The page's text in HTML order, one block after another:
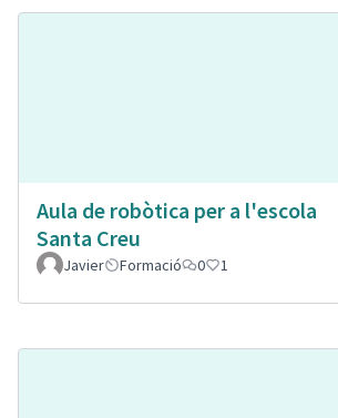
Aula de robòtica per a l'escola
Santa Creu
Javier Formació 0 1